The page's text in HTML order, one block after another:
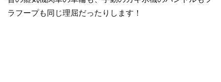
ラフープも同じ理屈だったりします！